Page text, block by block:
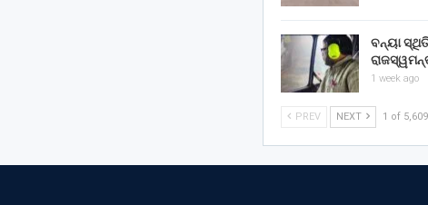
ବନ୍ୟା
1 week ago
PREV NEXT 1 of 5,609